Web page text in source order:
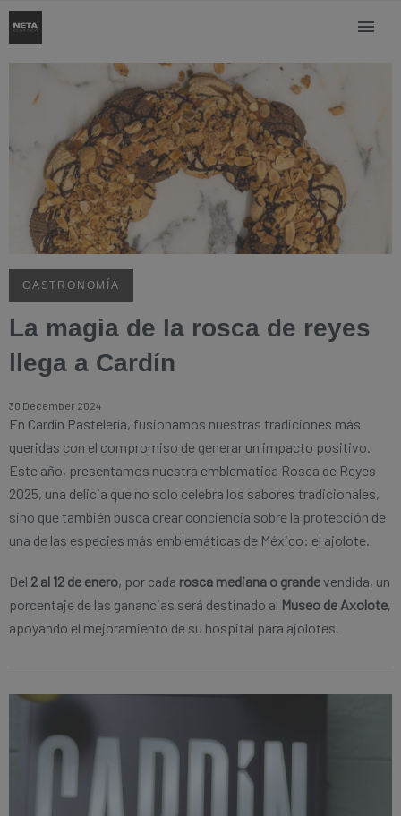
GASTRONOMÍA
La magia de la rosca de reyes
llega a Cardín
30 December 2024
En Cardín Pastelería, fusionamos nuestras tradiciones más
queridas con el compromiso de generar un impacto positivo.
Este año, presentamos nuestra emblemática Rosca de Reyes
2025, una delicia que no solo celebra los sabores tradicionales,
sino que también busca crear conciencia sobre la protección de
una de las especies más emblemáticas de México: el ajolote.
Del 2 al 12 de enero, por cada rosca mediana o grandevendida, un
porcentaje de las ganancias será destinado al Museo de Axolote,
apoyando el mejoramiento de su hospital para ajolotes.